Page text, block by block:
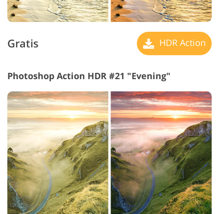
Gratis HDR Action
Photoshop Action HDR #21 "Evening"